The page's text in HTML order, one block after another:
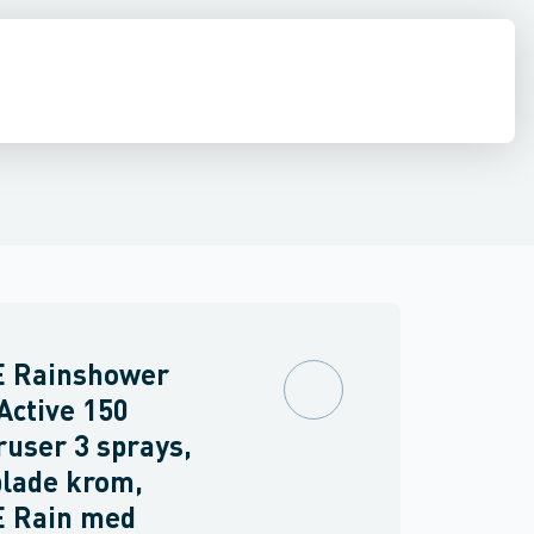
Rainshower
150
3 sprays,
krom,
Rain med